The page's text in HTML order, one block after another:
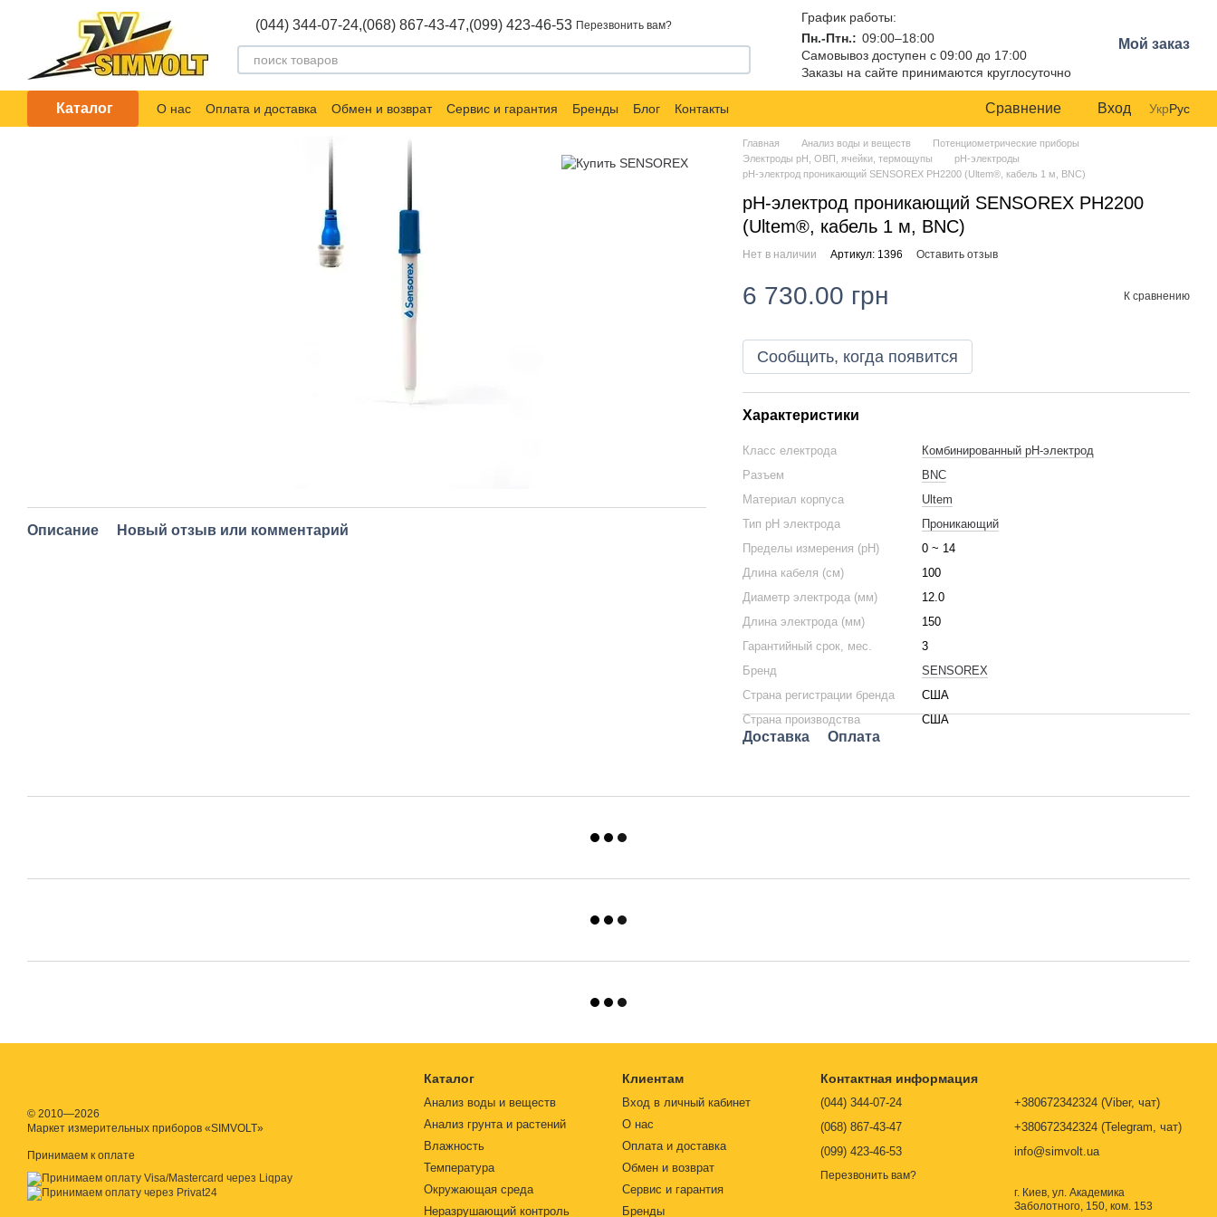
Перейти к основному контенту
(044) 344-07-24,(068) 867-43-47,(099) 423-46-53 Перезвонить вам?
График работы:
Пн.-Птн.: 09:00–18:00
Самовывоз доступен с 09:00 до 17:00
Заказы на сайте принимаются круглосуточно
Мой заказ
Каталог О нас Оплата и доставка Обмен и возврат Сервис и гарантия Бренды Блог Контакты Сравнение Вход УкрРус
Описание Новый отзыв или комментарий
Главная Анализ воды и веществ
Потенциометрические приборы
Электроды pH, ОВП, ячейки, термощупы
pH-электроды
pH-электрод проникающий SENSOREX PH2200 (Ultem®, кабель 1 м, BNC)
pH-электрод проникающий SENSOREX PH2200
(Ultem®, кабель 1 м, BNC)
Нет в наличии Артикул: 1396 Оставить отзыв
6 730.00 грн К сравнению
Сообщить, когда появится
Характеристики
Класс електрода
Комбинированный pH-электрод
Разъем
BNC
Материал корпуса
Ultem
Тип pH электрода
Проникающий
Пределы измерения (pH)
0 ~ 14
Длина кабеля (см)
100
Диаметр электрода (мм)
12.0
Длина электрода (мм)
150
Гарантийный срок, мес.
3
Бренд
SENSOREX
Страна регистрации бренда
США
Страна производства
США
Доставка Оплата
© 2010—2026
Маркет измерительных приборов «SIMVOLT»
Принимаем к оплате
Каталог
Анализ воды и веществ
Анализ грунта и растений
Влажность
Температура
Окружающая среда
Неразрушающий контроль
Клиентам
Вход в личный кабинет
О нас
Оплата и доставка
Обмен и возврат
Сервис и гарантия
Бренды
Контактная информация
(044) 344-07-24
(068) 867-43-47
(099) 423-46-53
Перезвонить вам?
+380672342324 (Viber, чат)
+380672342324 (Telegram, чат)
info@simvolt.ua
г. Киев, ул. Академика
Заболотного, 150, ком. 153